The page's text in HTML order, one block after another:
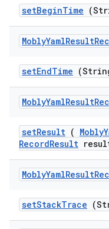
setBeginTime
MoblyYamlResult
setEndTime
MoblyYamlResult
setResult ( Mobly
RecordResult
MoblyYamlResult
setStackTrace